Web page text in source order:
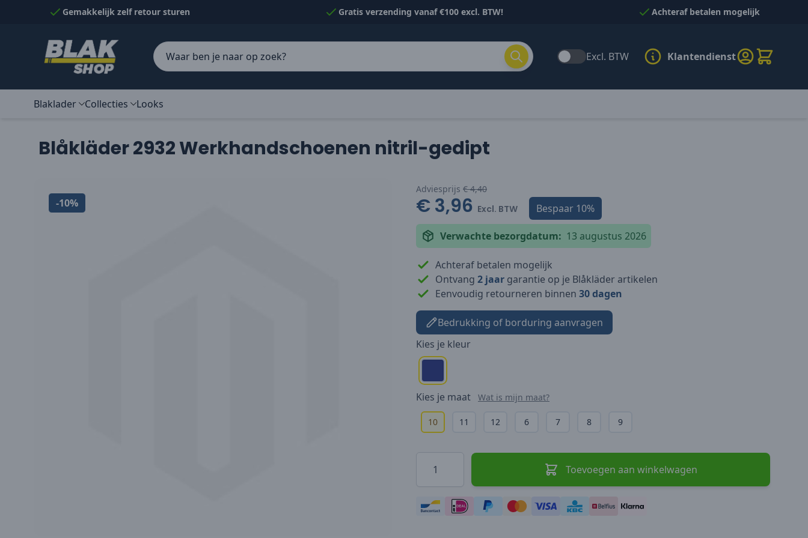
Naar inhoud gaanGemakkelijk zelf retour sturen Gratis verzending vanaf €100 excl. BTW! Achteraf betalen mogelijk
Excl. BTW Klantendienst
Blaklader Collecties Looks
Blåkläder 2932 Werkhandschoenen nitril-gedipt
-10%
Adviesprijs € 4,40
€ 3,96 Excl. BTW Bespaar 10%
Verwachte bezorgdatum: 13 augustus 2026
Achteraf betalen mogelijk
Ontvang 2 jaar garantie op je Blåkläder artikelen
Eenvoudig retourneren binnen 30 dagen
Bedrukking of borduring aanvragen
Kies je kleur
Kies je maat Wat is mijn maat?
10 11 12 6 7 8 9
Hoeveelheid
Toevoegen aan winkelwagen